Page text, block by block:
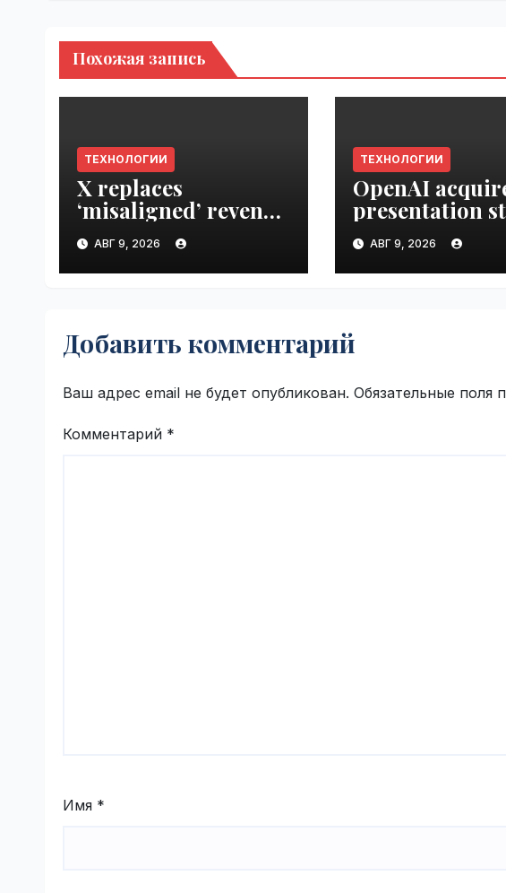
Похожая запись
ТЕХНОЛОГИИ
X replaces
‘misaligned’ revenue
sharing program
with Original
Content Rewards |
АВГ 9, 2026
ТЕХНОЛОГИИ
OpenAI
presentation
NextSlide |
VseTime.ru
АВГ 9, 2026
Добавить комментарий
Ваш адрес email не будет опубликован. Обязательные поля
Комментарий *
Имя *